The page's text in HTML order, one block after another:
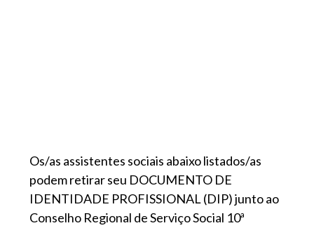
Os/as assistentes sociais abaixo listados/as
podem retirar seu DOCUMENTO DE
IDENTIDADE PROFISSIONAL (DIP) junto ao
Conselho Regional de Serviço Social 10ª